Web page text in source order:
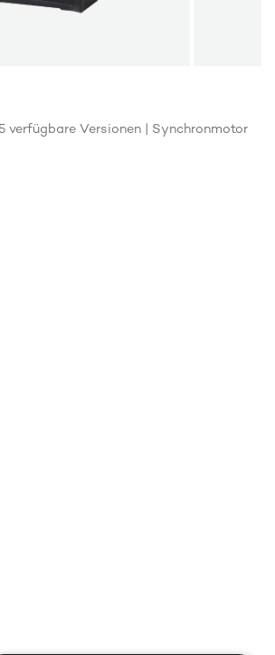
verfügbare Versionen | Synchronmotor